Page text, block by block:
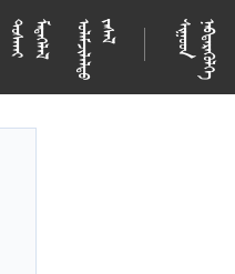













  













  














 